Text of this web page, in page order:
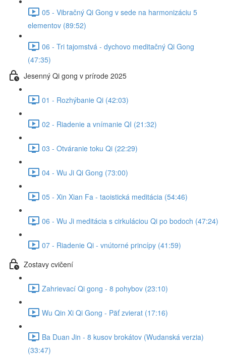
05 - Vibračný Qi Gong v sede na harmonizáciu 5
elementov (89:52)
06 - Tri tajomstvá - dychovo meditačný Qi Gong
(47:35)
Jesenný Qi gong v prírode 2025
01 - Rozhýbanie Qi (42:03)
02 - Riadenie a vnímanie QI (21:32)
03 - Otváranie toku Qi (22:29)
04 - Wu Ji Qi Gong (73:00)
05 - Xin Xian Fa - taoistická meditácia (54:46)
06 - Wu Ji meditácia s cirkuláciou Qi po bodoch (47:24)
07 - Riadenie Qi - vnútorné princípy (41:59)
Zostavy cvičení
Zahrievací Qi gong - 8 pohybov (23:10)
Wu Qin Xi Qi Gong - Päť zvierat (17:16)
Ba Duan Jin - 8 kusov brokátov (Wudanská verzia)
(33:47)